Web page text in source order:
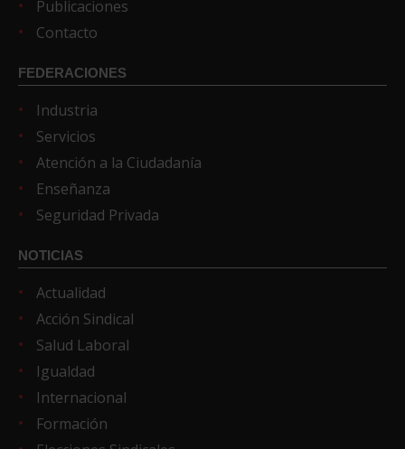
Publicaciones
Contacto
FEDERACIONES
Industria
Servicios
Atención a la Ciudadanía
Enseñanza
Seguridad Privada
NOTICIAS
Actualidad
Acción Sindical
Salud Laboral
Igualdad
Internacional
Formación